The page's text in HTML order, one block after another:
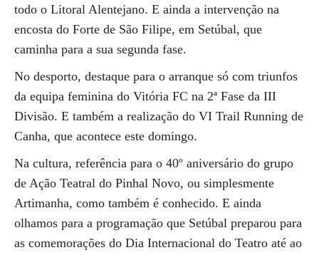
todo o Litoral Alentejano. E ainda a intervenção na
encosta do Forte de São Filipe, em Setúbal, que
caminha para a sua segunda fase.
No desporto, destaque para o arranque só com triunfos
da equipa feminina do Vitória FC na 2ª Fase da III
Divisão. E também a realização do VI Trail Running de
Canha, que acontece este domingo.
Na cultura, referência para o 40º aniversário do grupo
de Ação Teatral do Pinhal Novo, ou simplesmente
Artimanha, como também é conhecido. E ainda
olhamos para a programação que Setúbal preparou para
as comemorações do Dia Internacional do Teatro até ao